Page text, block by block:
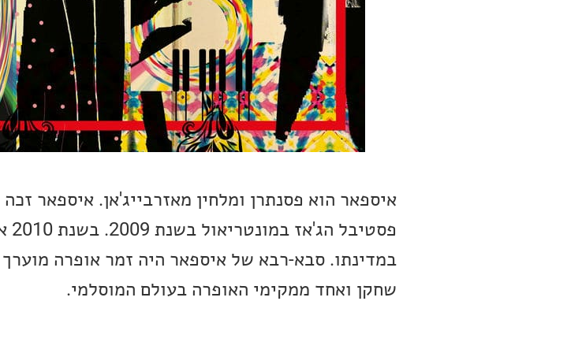
איספאר הוא פסנתרן ומלחין מאזרבייג'אן. איספאר
במדינתו. סבא-רבא של איספאר היה זמר אופרה מוערך
שחקן ואחד ממקימי האופרה בעולם המוסלמי.